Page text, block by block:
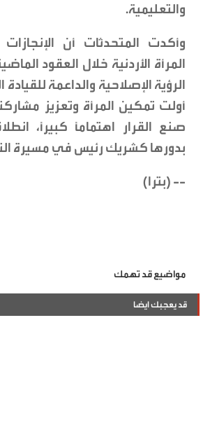
والتعليمية.
وأكدت المتحدثات أن
المرأة الأردنية خلال العقود
الرؤية الإصلاحية والداعمة
أولت تمكين المرأة وتعزيز
صنع القرار اهتماماً كبيراً،
بدورها كشريك رئيس في مسيرة
-- (بترا)
مواضيع قد تهمك
قد يعجبك ايضا